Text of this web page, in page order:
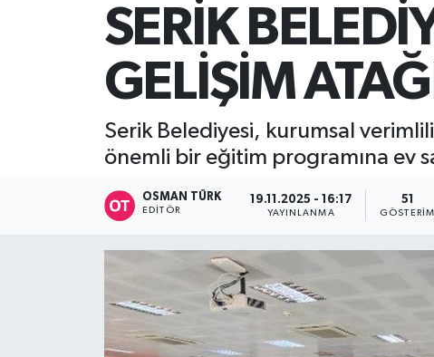
SERİK
GELİŞİM ATAĞI
Serik Belediyesi, kurumsal
önemli bir eğitim programına ev
OSMAN TÜRK
EDITÖR
19.11.2025 - 16:17
YAYINLANMA
51
GÖSTERIM